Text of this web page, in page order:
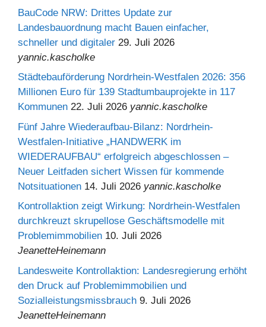
BauCode NRW: Drittes Update zur
Landesbauordnung macht Bauen einfacher,
schneller und digitaler 29. Juli 2026
yannic.kascholke
Städtebauförderung Nordrhein-Westfalen 2026: 356
Millionen Euro für 139 Stadtumbauprojekte in 117
Kommunen 22. Juli 2026 yannic.kascholke
Fünf Jahre Wiederaufbau-Bilanz: Nordrhein-
Westfalen-Initiative „HANDWERK im
WIEDERAUFBAU“ erfolgreich abgeschlossen –
Neuer Leitfaden sichert Wissen für kommende
Notsituationen 14. Juli 2026 yannic.kascholke
Kontrollaktion zeigt Wirkung: Nordrhein-Westfalen
durchkreuzt skrupellose Geschäftsmodelle mit
Problemimmobilien 10. Juli 2026
JeanetteHeinemann
Landesweite Kontrollaktion: Landesregierung erhöht
den Druck auf Problemimmobilien und
Sozialleistungsmissbrauch 9. Juli 2026
JeanetteHeinemann